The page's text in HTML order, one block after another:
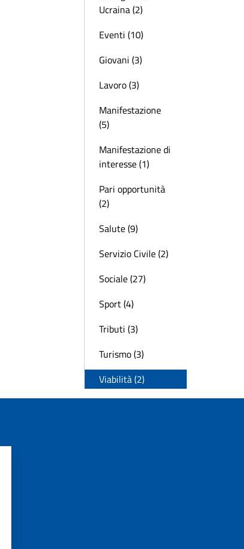
Ucraina (2)
Eventi (10)
Giovani (3)
Lavoro (3)
Manifestazione
(5)
Manifestazione di
interesse (1)
Pari opportunità
(2)
Salute (9)
Servizio Civile (2)
Sociale (27)
Sport (4)
Tributi (3)
Turismo (3)
Viabilità (2)